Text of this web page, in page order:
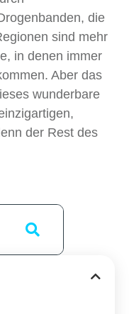
die
sind mehr
in denen immer
Aber das
wunderbare
der Rest des